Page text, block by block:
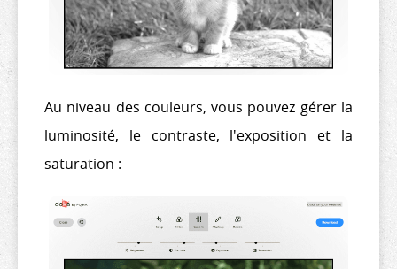
Au niveau des couleurs, vous pouvez gérer la
luminosité, le contraste, l'exposition et la
saturation :